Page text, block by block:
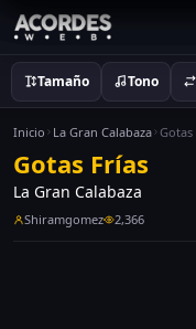
Tamaño Tono
Inicio La Gran Calabaza Gotas
Gotas Frías
La Gran Calabaza
Shiramgomez 2,366